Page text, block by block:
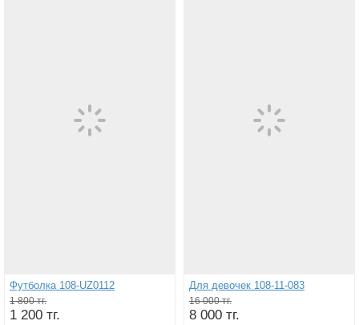
Футболка 108-UZ0112
1 800 тг.
1 200 тг.
Для девочек 108-11-083
16 000 тг.
8 000 тг.